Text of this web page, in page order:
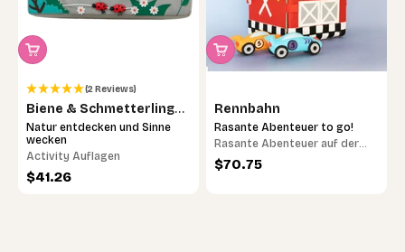
(2 Reviews)
Biene & Schmetterling
Activity Auflage
Natur entdecken und Sinne
wecken
Activity Auflagen
Angebot
$41.26
Rennbahn
Rasante Abenteuer to go!
Rasante Abenteuer auf der
Rennbahn – Fantasie in
Angebot
$70.75